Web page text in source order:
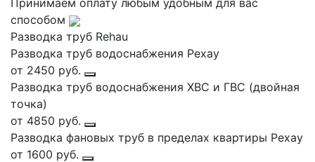
Принимаем оплату любым удобным для вас
способом
Разводка труб Rehau
Разводка труб водоснабжения Рехау
от 2450 руб.
Разводка труб водоснабжения ХВС и ГВС (двойная
точка)
от 4850 руб.
Разводка фановых труб в пределах квартиры Рехау
от 1600 руб.